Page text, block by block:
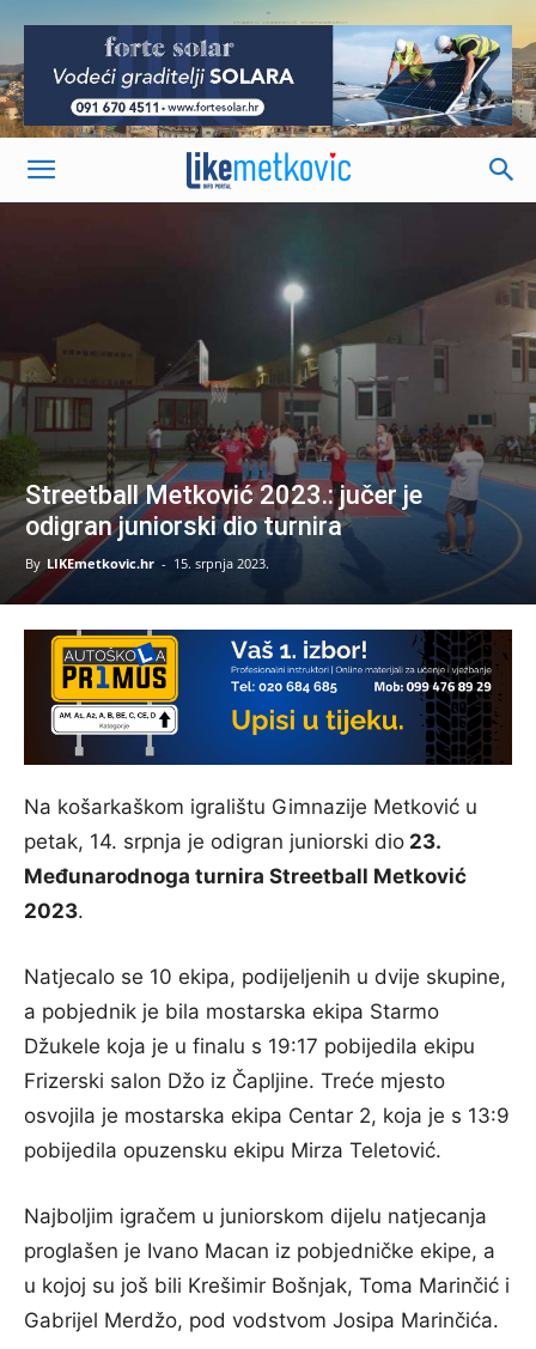
-
Streetball Metković 2023.: jučer je
odigran juniorski dio turnira
By LIKEmetkovic.hr - 15. srpnja 2023.
Na košarkaškom igralištu Gimnazije Metković u
petak, 14. srpnja je odigran juniorski dio 23.
Međunarodnoga turnira Streetball Metković
2023.
Natjecalo se 10 ekipa, podijeljenih u dvije skupine,
a pobjednik je bila mostarska ekipa Starmo
Džukele koja je u finalu s 19:17 pobijedila ekipu
Frizerski salon Džo iz Čapljine. Treće mjesto
osvojila je mostarska ekipa Centar 2, koja je s 13:9
pobijedila opuzensku ekipu Mirza Teletović.
Najboljim igračem u juniorskom dijelu natjecanja
proglašen je Ivano Macan iz pobjedničke ekipe, a
u kojoj su još bili Krešimir Bošnjak, Toma Marinčić i
Gabrijel Merdžo, pod vodstvom Josipa Marinčića.